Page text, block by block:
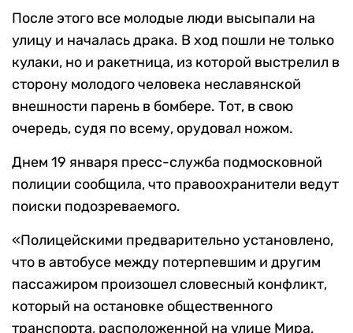
После этого все молодые люди высыпали на
улицу и началась драка. В ход пошли не только
кулаки, но и ракетница, из которой выстрелил в
сторону молодого человека неславянской
внешности парень в бомбере. Тот, в свою
очередь, судя по всему, орудовал ножом.
Днем 19 января пресс-служба подмосковной
полиции сообщила, что правоохранители ведут
поиски подозреваемого.
«Полицейскими предварительно установлено,
что в автобусе между потерпевшим и другим
пассажиром произошел словесный конфликт,
который на остановке общественного
транспорта, расположенной на улице Мира,